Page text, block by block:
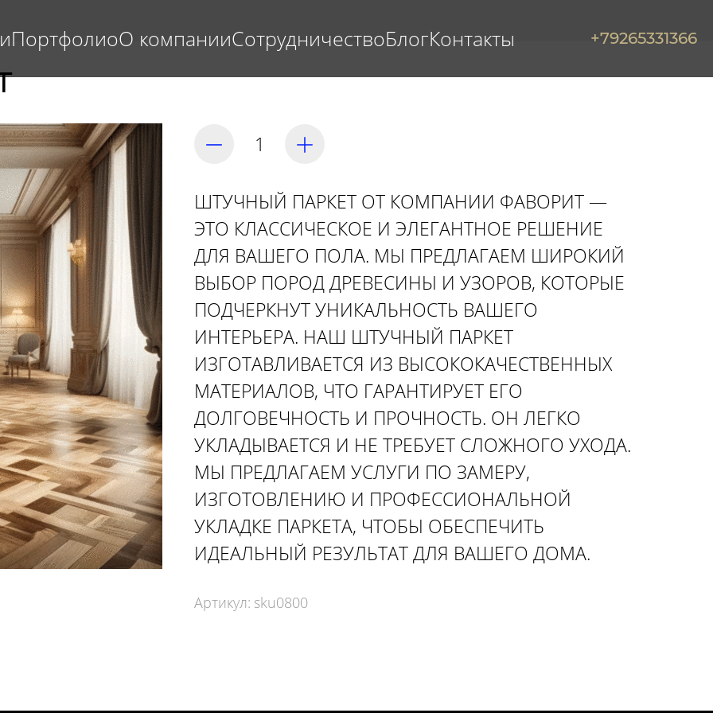
ПортфолиоО компанииСотрудничествоБлогКонтакты +79265331366
ШТУЧНЫЙ ПАРКЕТ ОТ КОМПАНИИ ФАВОРИТ —
ЭТО КЛАССИЧЕСКОЕ И ЭЛЕГАНТНОЕ РЕШЕНИЕ
ДЛЯ ВАШЕГО ПОЛА. МЫ ПРЕДЛАГАЕМ ШИРОКИЙ
ВЫБОР ПОРОД ДРЕВЕСИНЫ И УЗОРОВ, КОТОРЫЕ
ПОДЧЕРКНУТ УНИКАЛЬНОСТЬ ВАШЕГО
ИНТЕРЬЕРА. НАШ ШТУЧНЫЙ ПАРКЕТ
ИЗГОТАВЛИВАЕТСЯ ИЗ ВЫСОКОКАЧЕСТВЕННЫХ
МАТЕРИАЛОВ, ЧТО ГАРАНТИРУЕТ ЕГО
ДОЛГОВЕЧНОСТЬ И ПРОЧНОСТЬ. ОН ЛЕГКО
УКЛАДЫВАЕТСЯ И НЕ ТРЕБУЕТ СЛОЖНОГО УХОДА.
МЫ ПРЕДЛАГАЕМ УСЛУГИ ПО ЗАМЕРУ,
ИЗГОТОВЛЕНИЮ И ПРОФЕССИОНАЛЬНОЙ
УКЛАДКЕ ПАРКЕТА, ЧТОБЫ ОБЕСПЕЧИТЬ
ИДЕАЛЬНЫЙ РЕЗУЛЬТАТ ДЛЯ ВАШЕГО ДОМА.
Артикул: sku0800